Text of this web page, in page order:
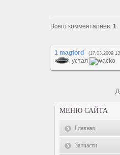
Всего комментариев: 1
1 magford (17.03.2009
устал
МЕНЮ САЙТА
Главная
Запчасти